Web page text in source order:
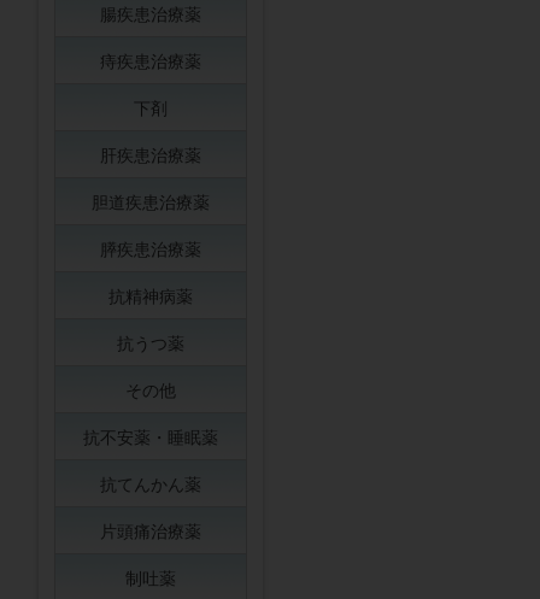
腸疾患治療薬
痔疾患治療薬
下剤
肝疾患治療薬
胆道疾患治療薬
膵疾患治療薬
抗精神病薬
抗うつ薬
その他
抗不安薬・睡眠薬
抗てんかん薬
片頭痛治療薬
制吐薬